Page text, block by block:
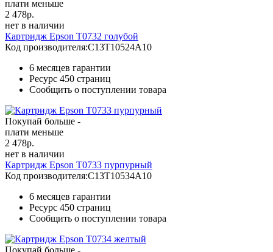
плати меньше
2 478р.
нет в наличии
Картридж Epson T0732 голубой
Код производителя:C13T10524A10
6 месяцев гарантии
Ресурс 450 страниц
Сообщить о поступлении товара
Покупай больше -
плати меньше
2 478р.
нет в наличии
Картридж Epson T0733 пурпурный
Код производителя:C13T10534A10
6 месяцев гарантии
Ресурс 450 страниц
Сообщить о поступлении товара
Покупай больше -